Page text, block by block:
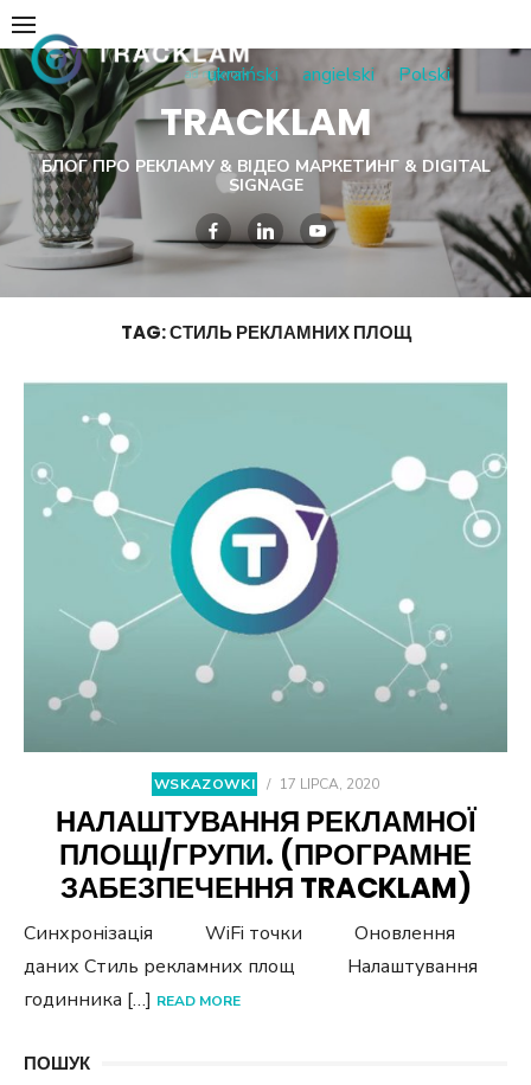
Skip
to
content
TRACKLAM
БЛОГ ПРО РЕКЛАМУ & ВІДЕО МАРКЕТИНГ & DIGITAL
SIGNAGE
ukraiński angielski Polski
TAG:СТИЛЬ РЕКЛАМНИХ ПЛОЩ
WSKAZOWKI / 17 LIPCA, 2020
НАЛАШТУВАННЯ РЕКЛАМНОЇ
ПЛОЩІ/ГРУПИ. (ПРОГРАМНЕ
ЗАБЕЗПЕЧЕННЯ TRACKLAM)
Синхронізація WiFi точки Оновлення
даних Стиль рекламних площ Налаштування
годинника […] READ MORE
ПОШУК